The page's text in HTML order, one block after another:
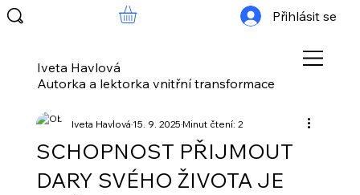
Iveta Havlová
Autorka a lektorka vnitřní transformace
Přihlásit se
SCHOPNOST PŘIJMOUT
DARY SVÉHO ŽIVOTA JE
Iveta Havlová15. 9. 2025Minut čtení: 2